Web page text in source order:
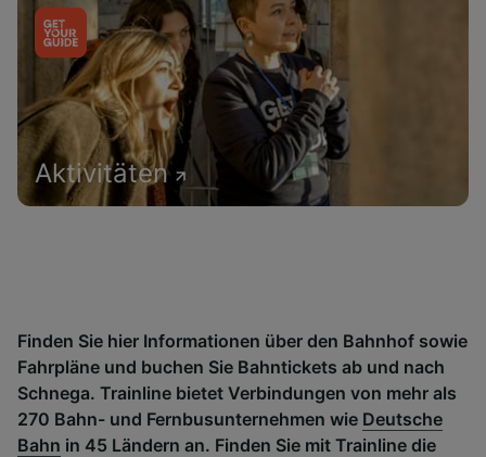
Aktivitäten
Finden Sie hier Informationen über den Bahnhof sowie
Fahrpläne und buchen Sie Bahntickets ab und nach
Schnega. Trainline bietet Verbindungen von mehr als
270 Bahn- und Fernbusunternehmen wie Deutsche
Bahn in 45 Ländern an. Finden Sie mit Trainline die